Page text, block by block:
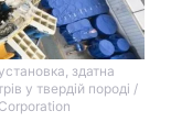
здатна
у твердій породі /